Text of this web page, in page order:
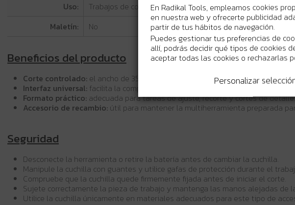
Uso:
Trabajos de corte con multiherramienta oscilante
Maletín:
No
Beneficios del producto
Corte controlado: el ancho de 35 mm permite trabajar en zonas concretas
Interfaz universal: facilita la compatibilidad con herramientas Sonicrafter y
Formato práctico: adecuada para tareas de ajuste, recorte y cortes de detalle.
Accesorio de recambio: útil para mantener la multiherramienta preparada
Seguridad
Desconecte la herramienta o retire la batería antes de cambiar la cuchilla.
Manipule la cuchilla con guantes y utilice gafas de protección durante el
Compruebe que la cuchilla quede firmemente fijada antes de iniciar el corte.
Sujete correctamente la pieza de trabajo y mantenga las manos alejadas de
Utilice la cuchilla únicamente en materiales adecuados para este tipo de
En Radikal Tools, empleamos cookies
en nuestra web y ofrecerte publicidad
partir de tus hábitos de navegación.
Puedes gestionar tus preferencias de
allí, podrás decidir qué tipos de cookies
aceptar todas las cookies o rechazarlas
Personalizar